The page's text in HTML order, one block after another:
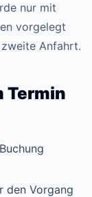
nur mit
vorgelegt
Anfahrt.
Termin
den Vorgang